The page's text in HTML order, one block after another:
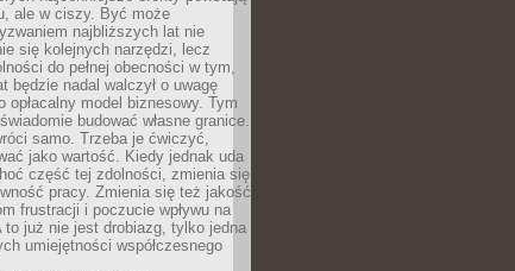
ale w ciszy. Być może
najbliższych lat nie
się kolejnych narzędzi, lecz
do pełnej obecności w tym,
będzie nadal walczył o uwagę
opłacalny model biznesowy. Tym
budować własne granice.
samo. Trzeba je ćwiczyć,
jako wartość. Kiedy jednak uda
część tej zdolności, zmienia się
pracy. Zmienia się też jakość
frustracji i poczucie wpływu na
to już nie jest drobiazg, tylko jedna
umiejętności współczesnego